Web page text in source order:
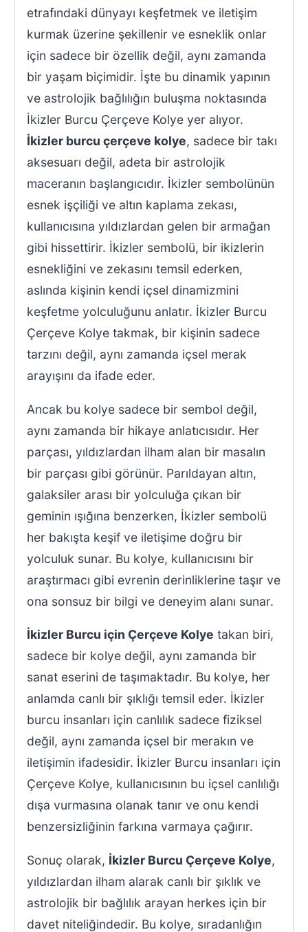
etrafındaki dünyayı keşfetmek ve iletişim
kurmak üzerine şekillenir ve esneklik onlar
için sadece bir özellik değil, aynı zamanda
bir yaşam biçimidir. İşte bu dinamik yapının
ve astrolojik bağlılığın buluşma noktasında
İkizler Burcu Çerçeve Kolye yer alıyor.
İkizler burcu çerçeve kolye, sadece bir takı
aksesuarı değil, adeta bir astrolojik
maceranın başlangıcıdır. İkizler sembolünün
esnek işçiliği ve altın kaplama zekası,
kullanıcısına yıldızlardan gelen bir armağan
gibi hissettirir. İkizler sembolü, bir ikizlerin
esnekliğini ve zekasını temsil ederken,
aslında kişinin kendi içsel dinamizmini
keşfetme yolculuğunu anlatır. İkizler Burcu
Çerçeve Kolye takmak, bir kişinin sadece
tarzını değil, aynı zamanda içsel merak
arayışını da ifade eder.
Ancak bu kolye sadece bir sembol değil,
aynı zamanda bir hikaye anlatıcısıdır. Her
parçası, yıldızlardan ilham alan bir masalın
bir parçası gibi görünür. Parıldayan altın,
galaksiler arası bir yolculuğa çıkan bir
geminin ışığına benzerken, İkizler sembolü
her bakışta keşif ve iletişime doğru bir
yolculuk sunar. Bu kolye, kullanıcısını bir
araştırmacı gibi evrenin derinliklerine taşır ve
ona sonsuz bir bilgi ve deneyim alanı sunar.
İkizler Burcu için Çerçeve Kolye takan biri,
sadece bir kolye değil, aynı zamanda bir
sanat eserini de taşımaktadır. Bu kolye, her
anlamda canlı bir şıklığı temsil eder. İkizler
burcu insanları için canlılık sadece fiziksel
değil, aynı zamanda içsel bir merakın ve
iletişimin ifadesidir. İkizler Burcu insanları için
Çerçeve Kolye, kullanıcısının bu içsel canlılığı
dışa vurmasına olanak tanır ve onu kendi
benzersizliğinin farkına varmaya çağırır.
Sonuç olarak, İkizler Burcu Çerçeve Kolye,
yıldızlardan ilham alarak canlı bir şıklık ve
astrolojik bir bağlılık arayan herkes için bir
davet niteliğindedir. Bu kolye, sıradanlığın